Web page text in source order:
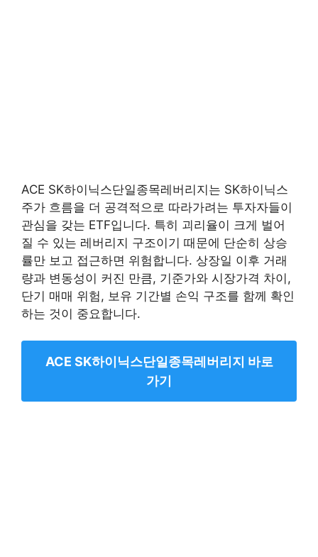
ACE SK하이닉스단일종목레버리지는 SK하이닉스
주가 흐름을 더 공격적으로 따라가려는 투자자들이
관심을 갖는 ETF입니다. 특히 괴리율이 크게 벌어
질 수 있는 레버리지 구조이기 때문에 단순히 상승
률만 보고 접근하면 위험합니다. 상장일 이후 거래
량과 변동성이 커진 만큼, 기준가와 시장가격 차이,
단기 매매 위험, 보유 기간별 손익 구조를 함께 확인
하는 것이 중요합니다.
ACE SK하이닉스단일종목레버리지 바로
가기